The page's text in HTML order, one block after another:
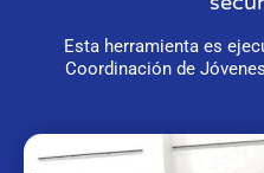
Esta herramienta es
Coordinación de